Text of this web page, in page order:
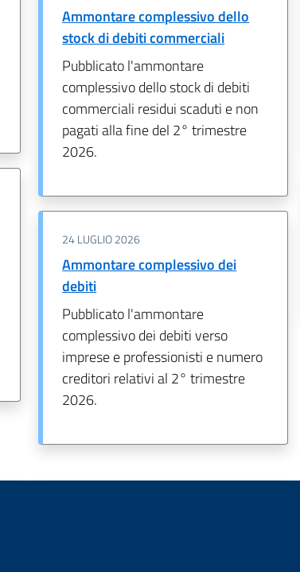
Ammontare complessivo dello
stock di debiti commerciali
Pubblicato l'ammontare
complessivo dello stock di debiti
commerciali residui scaduti e non
pagati alla fine del 2° trimestre
2026.
24 LUGLIO 2026
Ammontare complessivo dei
debiti
Pubblicato l'ammontare
complessivo dei debiti verso
imprese e professionisti e numero
creditori relativi al 2° trimestre
2026.